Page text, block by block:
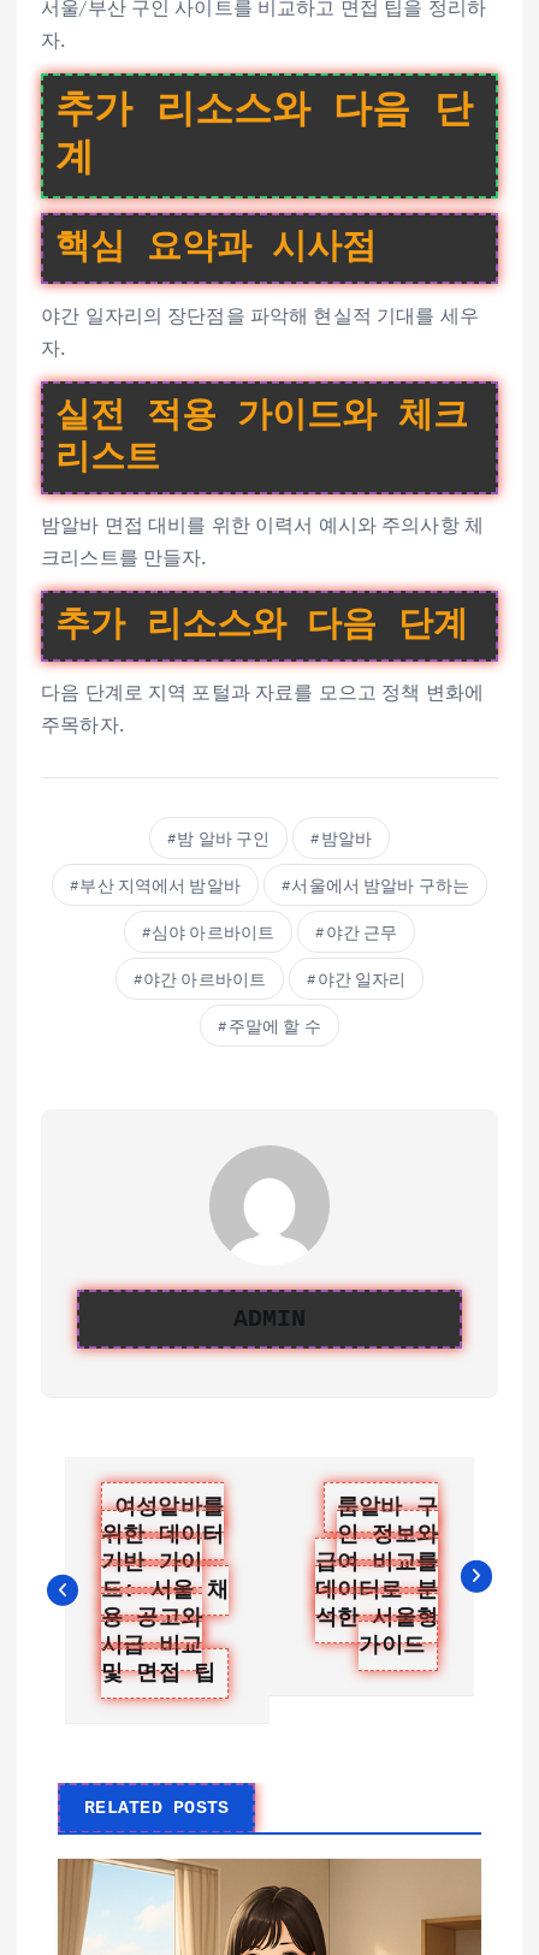
서울/부산 구인 사이트를 비교하고 면접 팁을 정리하
자.
추가 리소스와 다음 단
계
핵심 요약과 시사점
야간 일자리의 장단점을 파악해 현실적 기대를 세우
자.
실전 적용 가이드와 체크
리스트
밤알바 면접 대비를 위한 이력서 예시와 주의사항 체
크리스트를 만들자.
추가 리소스와 다음 단계
다음 단계로 지역 포털과 자료를 모으고 정책 변화에
주목하자.
밤 알바 구인 밤알바
부산 지역에서 밤알바 서울에서 밤알바 구하는
심야 아르바이트 야간 근무
야간 아르바이트 야간 일자리
주말에 할 수
ADMIN
글
색
여성알바를
위한 데이터
기반 가이
드: 서울 채
용 공고와
시급 비교
및 면접 팁
룸알바 구
인 정보와
급여 비교를
데이터로 분
석한 서울형
가이드
RELATED POSTS